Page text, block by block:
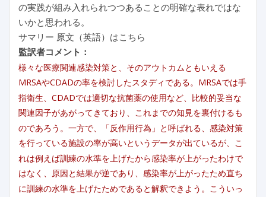
の実践が組み入れられつつあることの明確な表れではな
いかと思われる。
サマリー 原文（英語）はこちら
監訳者コメント：
様々な医療関連感染対策と、そのアウトカムともいえる
MRSAやCDADの率を検討したスタディである。MRSAでは手
指衛生、CDADでは適切な抗菌薬の使用など、比較的妥当な
関連因子があがってきており、これまでの知見を裏付けるも
のであろう。一方で、「反作用行為」と呼ばれる、感染対策
を行っている施設の率が高いというデータが出ているが、こ
れは例えば訓練の水準を上げたから感染率が上がったわけで
はなく、原因と結果が逆であり、感染率が上がったため直ち
に訓練の水準を上げたためであると解釈できよう。こういっ